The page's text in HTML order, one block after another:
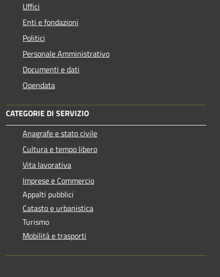
Uffici
Enti e fondazioni
Politici
Personale Amministrativo
Documenti e dati
Opendata
CATEGORIE DI SERVIZIO
Anagrafe e stato civile
Cultura e tempo libero
Vita lavorativa
Imprese e Commercio
Appalti pubblici
Catasto e urbanistica
Turismo
Mobilità e trasporti